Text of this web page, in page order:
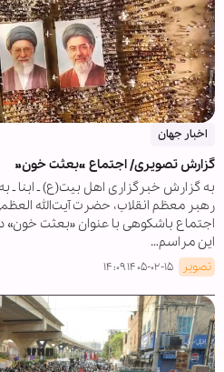
اخبار جهان
گزارش تصویری/ اجتماع «بعثت خون»
به گزارش خبرگزاری اهل بیت(ع) ـ ابنا
رهبر معظم انقلاب، حضرت آیت‌الله
اجتماع باشکوهی با عنوان «بعثت خون»
این مراسم…
تصویر ۱۴۰۵-۰۲-۱۵ ۱۴:۰۹